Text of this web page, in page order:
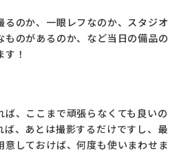
るのか、一眼レフなのか、スタジオ
ものがあるのか、など当日の備品の
！
ば、ここまで頑張らなくても良いの
ば、あとは撮影するだけですし、最
意しておけば、何度も使いまわせま